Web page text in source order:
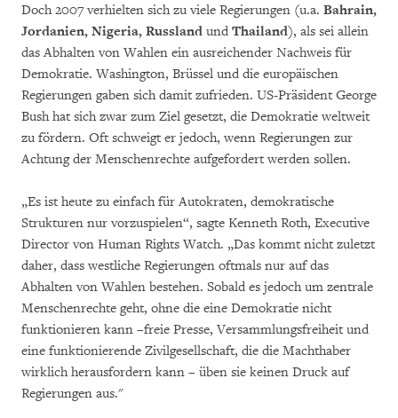
Doch 2007 verhielten sich zu viele Regierungen (u.a. Bahrain,
Jordanien, Nigeria, Russland und Thailand), als sei allein
das Abhalten von Wahlen ein ausreichender Nachweis für
Demokratie. Washington, Brüssel und die europäischen
Regierungen gaben sich damit zufrieden. US-Präsident George
Bush hat sich zwar zum Ziel gesetzt, die Demokratie weltweit
zu fördern. Oft schweigt er jedoch, wenn Regierungen zur
Achtung der Menschenrechte aufgefordert werden sollen.
„Es ist heute zu einfach für Autokraten, demokratische
Strukturen nur vorzuspielen“, sagte Kenneth Roth, Executive
Director von Human Rights Watch. „Das kommt nicht zuletzt
daher, dass westliche Regierungen oftmals nur auf das
Abhalten von Wahlen bestehen. Sobald es jedoch um zentrale
Menschenrechte geht, ohne die eine Demokratie nicht
funktionieren kann –freie Presse, Versammlungsfreiheit und
eine funktionierende Zivilgesellschaft, die die Machthaber
wirklich herausfordern kann – üben sie keinen Druck auf
Regierungen aus."